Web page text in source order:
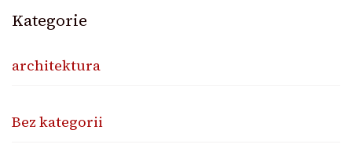
Kategorie
architektura
Bez kategorii